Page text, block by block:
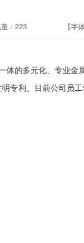
： 223 【字
的多元化、专业金属
专利。目前公司员